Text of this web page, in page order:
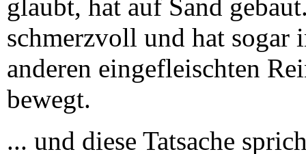
glaubt, hat auf Sand
schmerzvoll und hat sogar
anderen eingefleischten
bewegt.
... und diese Tatsache